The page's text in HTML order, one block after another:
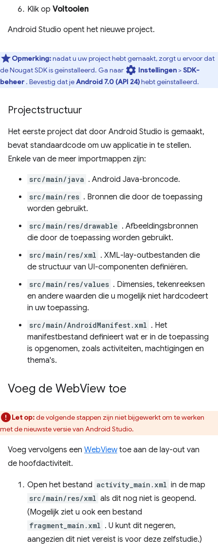
Klik op Voltooien
Android Studio opent het nieuwe project.
Opmerking:nadat u uw project hebt gemaakt, zorgt u ervoor dat
de Nougat SDK is geïnstalleerd. Ga naar settings Instellingen >SDK-
beheer . Bevestig dat jeAndroid 7.0 (API 24)hebt geïnstalleerd.
Projectstructuur
Het eerste project dat door Android Studio is gemaakt,
bevat standaardcode om uw applicatie in te stellen.
Enkele van de meer importmappen zijn:
src/main/java . Android Java-broncode.
src/main/res . Bronnen die door de toepassing
worden gebruikt.
src/main/res/drawable . Afbeeldingsbronnen
die door de toepassing worden gebruikt.
src/main/res/xml . XML-lay-outbestanden die
de structuur van UI-componenten definiëren.
src/main/res/values . Dimensies, tekenreeksen
en andere waarden die u mogelijk niet hardcodeert
in uw toepassing.
src/main/AndroidManifest.xml . Het
manifestbestand definieert wat er in de toepassing
is opgenomen, zoals activiteiten, machtigingen en
thema's.
Voeg de WebView toe
Let op:de volgende stappen zijn niet bijgewerkt om te werken
met de nieuwste versie van Android Studio.
Voeg vervolgens een WebViewtoe aan de lay-out van
de hoofdactiviteit.
Open het bestand activity_main.xml in de map
src/main/res/xml als dit nog niet is geopend.
(Mogelijk ziet u ook een bestand
fragment_main.xml . U kunt dit negeren,
aangezien dit niet vereist is voor deze zelfstudie.)